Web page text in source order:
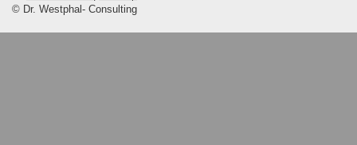
© Dr. Westphal- Consulting